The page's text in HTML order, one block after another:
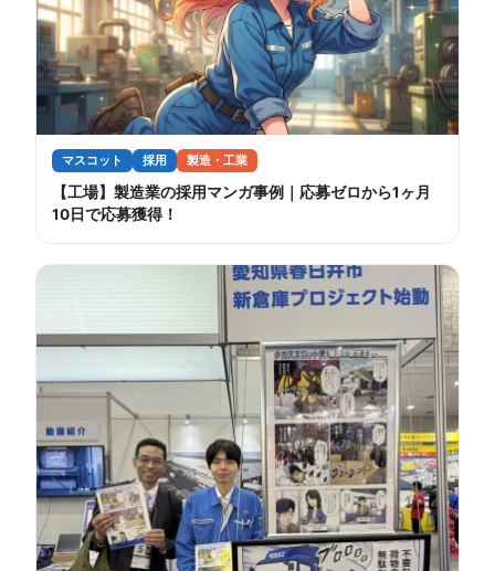
マスコット 採用 製造・工業
【工場】製造業の採用マンガ事例｜応募ゼロから1ヶ月
10日で応募獲得！